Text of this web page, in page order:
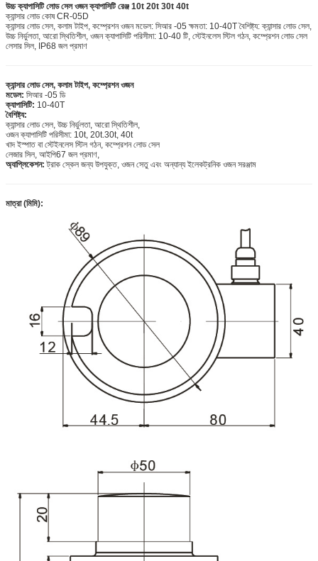
উচ্চ ক্যাপাসিটি লোড সেল ওজন ক্যাপাসিটি রেঞ্জ 10t 20t 30t 40t
ক্যান্সার লোড কোষ CR-05D
ক্যান্সার লোড সেল, কলাম টাইপ, কম্প্রেশন ওজন মডেল: সিআর -05 ক্ষমতা: 10-40T বৈশিষ্ট্য: ক্যান্সার লোড সেল,
উচ্চ নির্ভুলতা, আরো স্থিতিশীল, ওজন ক্যাপাসিটি পরিসীমা: 10-40 টি, স্টেইনলেস স্টিল গঠন, কম্প্রেশন লোড সেল
লেসার সিল, IP68 জল প্রমাণ
ক্যান্সার লোড সেল, কলাম টাইপ, কম্প্রেশন ওজন
মডেল: সিআর -05 ডি
ক্যাপাসিটি: 10-40T
বৈশিষ্ট্য:
ক্যান্সার লোড সেল, উচ্চ নির্ভুলতা, আরো স্থিতিশীল,
ওজন ক্যাপাসিটি পরিসীমা: 10t, 20t.30t, 40t
খাদ ইস্পাত বা স্টেইনলেস স্টিল গঠন, কম্প্রেশন লোড সেল
লেজার সিল, আইপি67 জল প্রমাণ,
অ্যাপ্লিকেশন: ট্রাক স্কেল জন্য উপযুক্ত, ওজন সেতু এবং অন্যান্য ইলেকট্রনিক ওজন সরঞ্জাম
মাত্রা (মিমি):